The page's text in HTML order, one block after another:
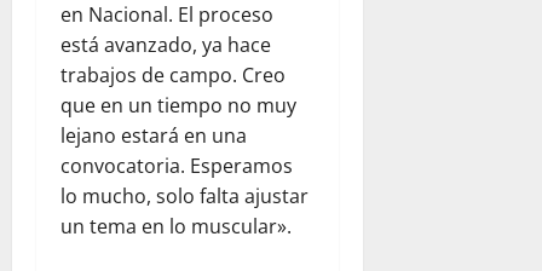
en Nacional. El proceso
está avanzado, ya hace
trabajos de campo. Creo
que en un tiempo no muy
lejano estará en una
convocatoria. Esperamos
lo mucho, solo falta ajustar
un tema en lo muscular».